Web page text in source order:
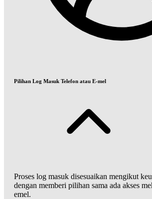
Pilihan Log Masuk Telefon atau E-mel
Proses log masuk disesuaikan mengikut
dengan memberi pilihan sama ada akses
emel.